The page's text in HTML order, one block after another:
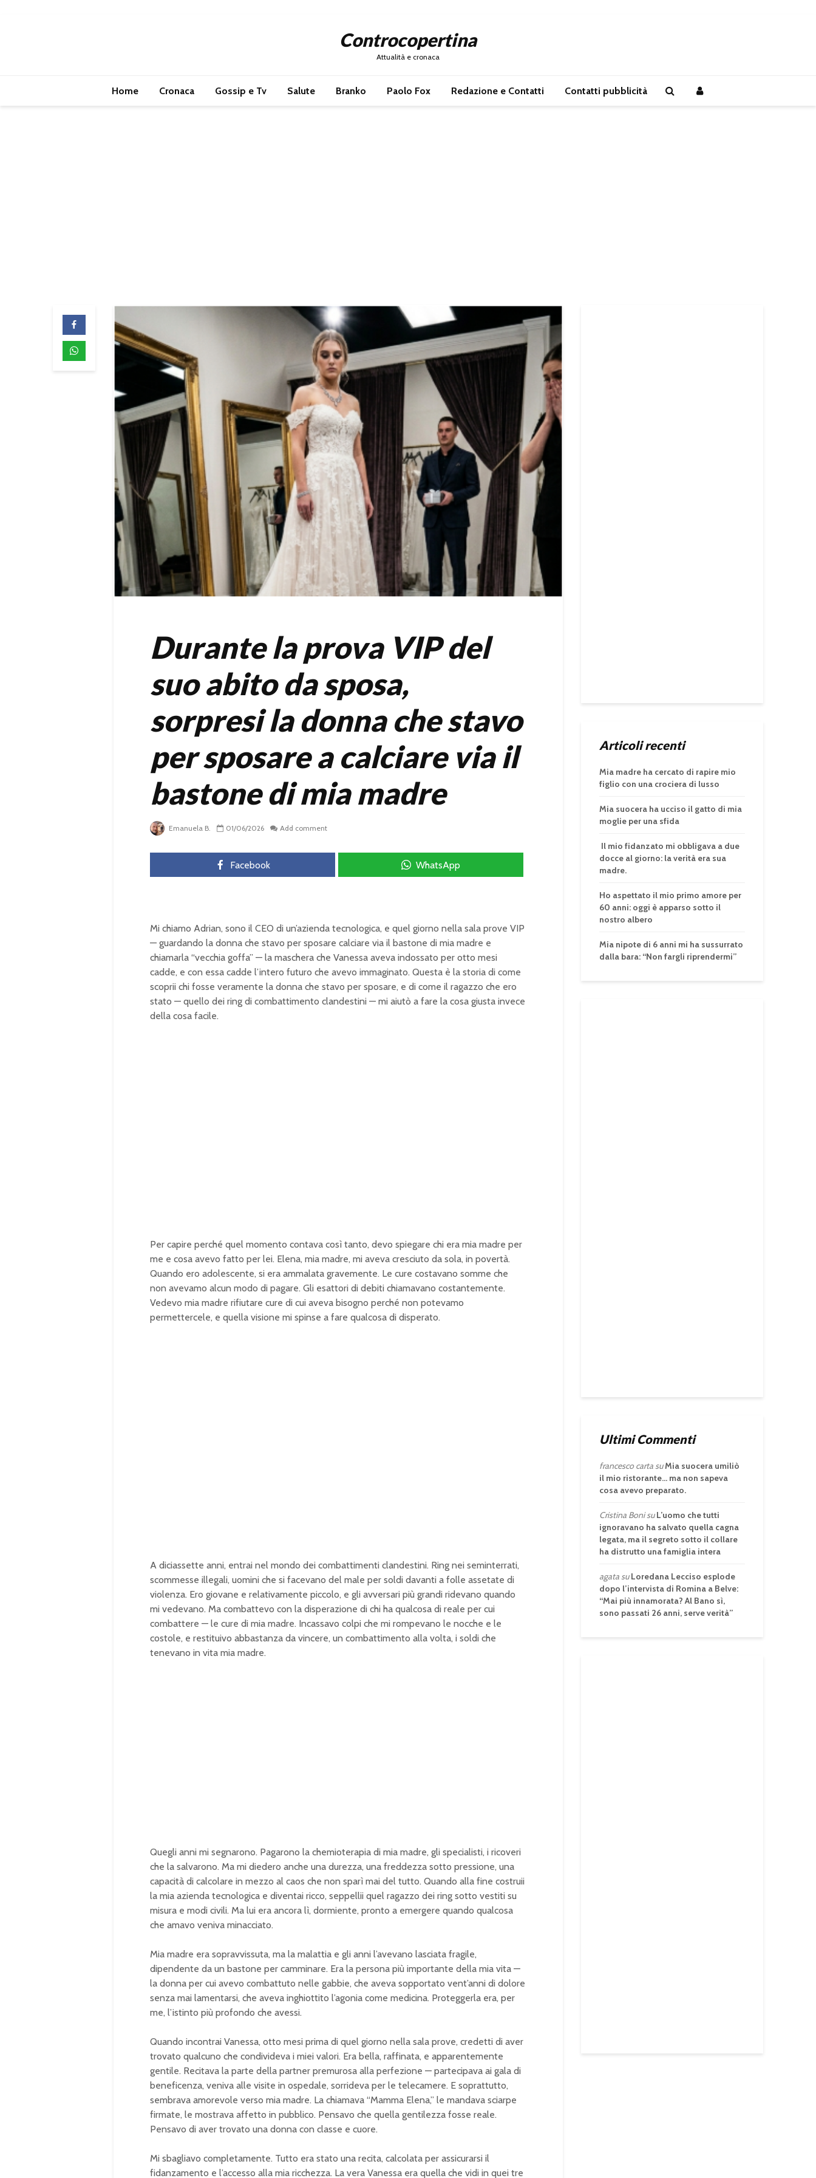
Controcopertina
Attualità e cronaca
Home Cronaca Gossip e Tv Salute Branko Paolo Fox Redazione e Contatti Contatti pubblicità
Durante la prova VIP del
suo abito da sposa,
sorpresi la donna che stavo
per sposare a calciare via il
bastone di mia madre
Emanuela B. 01/06/2026 Add comment
Facebook WhatsApp
Mi chiamo Adrian, sono il CEO di un’azienda tecnologica, e quel giorno nella sala prove VIP
— guardando la donna che stavo per sposare calciare via il bastone di mia madre e
chiamarla “vecchia goffa” — la maschera che Vanessa aveva indossato per otto mesi
cadde, e con essa cadde l’intero futuro che avevo immaginato. Questa è la storia di come
scoprii chi fosse veramente la donna che stavo per sposare, e di come il ragazzo che ero
stato — quello dei ring di combattimento clandestini — mi aiutò a fare la cosa giusta invece
della cosa facile.
Per capire perché quel momento contava così tanto, devo spiegare chi era mia madre per
me e cosa avevo fatto per lei. Elena, mia madre, mi aveva cresciuto da sola, in povertà.
Quando ero adolescente, si era ammalata gravemente. Le cure costavano somme che
non avevamo alcun modo di pagare. Gli esattori di debiti chiamavano costantemente.
Vedevo mia madre rifiutare cure di cui aveva bisogno perché non potevamo
permettercele, e quella visione mi spinse a fare qualcosa di disperato.
A diciassette anni, entrai nel mondo dei combattimenti clandestini. Ring nei seminterrati,
scommesse illegali, uomini che si facevano del male per soldi davanti a folle assetate di
violenza. Ero giovane e relativamente piccolo, e gli avversari più grandi ridevano quando
mi vedevano. Ma combattevo con la disperazione di chi ha qualcosa di reale per cui
combattere — le cure di mia madre. Incassavo colpi che mi rompevano le nocche e le
costole, e restituivo abbastanza da vincere, un combattimento alla volta, i soldi che
tenevano in vita mia madre.
Quegli anni mi segnarono. Pagarono la chemioterapia di mia madre, gli specialisti, i ricoveri
che la salvarono. Ma mi diedero anche una durezza, una freddezza sotto pressione, una
capacità di calcolare in mezzo al caos che non sparì mai del tutto. Quando alla fine costruii
la mia azienda tecnologica e diventai ricco, seppellii quel ragazzo dei ring sotto vestiti su
misura e modi civili. Ma lui era ancora lì, dormiente, pronto a emergere quando qualcosa
che amavo veniva minacciato.
Mia madre era sopravvissuta, ma la malattia e gli anni l’avevano lasciata fragile,
dipendente da un bastone per camminare. Era la persona più importante della mia vita —
la donna per cui avevo combattuto nelle gabbie, che aveva sopportato vent’anni di dolore
senza mai lamentarsi, che aveva inghiottito l’agonia come medicina. Proteggerla era, per
me, l’istinto più profondo che avessi.
Quando incontrai Vanessa, otto mesi prima di quel giorno nella sala prove, credetti di aver
trovato qualcuno che condivideva i miei valori. Era bella, raffinata, e apparentemente
gentile. Recitava la parte della partner premurosa alla perfezione — partecipava ai gala di
beneficenza, veniva alle visite in ospedale, sorrideva per le telecamere. E soprattutto,
sembrava amorevole verso mia madre. La chiamava “Mamma Elena,” le mandava sciarpe
firmate, le mostrava affetto in pubblico. Pensavo che quella gentilezza fosse reale.
Pensavo di aver trovato una donna con classe e cuore.
Mi sbagliavo completamente. Tutto era stato una recita, calcolata per assicurarsi il
fidanzamento e l’accesso alla mia ricchezza. La vera Vanessa era quella che vidi in quei tre
Articoli recenti
Mia madre ha cercato di rapire mio
figlio con una crociera di lusso
Mia suocera ha ucciso il gatto di mia
moglie per una sfida
Il mio fidanzato mi obbligava a due
docce al giorno: la verità era sua
madre.
Ho aspettato il mio primo amore per
60 anni: oggi è apparso sotto il
nostro albero
Mia nipote di 6 anni mi ha sussurrato
dalla bara: “Non fargli riprendermi”
Ultimi Commenti
francesco cartasuMia suocera umiliò
il mio ristorante… ma non sapeva
cosa avevo preparato.
Cristina BonisuL’uomo che tutti
ignoravano ha salvato quella cagna
legata, ma il segreto sotto il collare
ha distrutto una famiglia intera
agatasuLoredana Lecciso esplode
dopo l’intervista di Romina a Belve:
“Mai più innamorata? Al Bano sì,
sono passati 26 anni, serve verità”